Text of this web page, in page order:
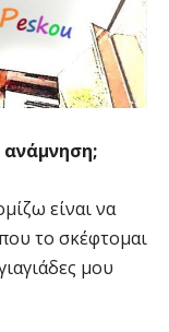
είναι να
το σκέφτομαι
μου